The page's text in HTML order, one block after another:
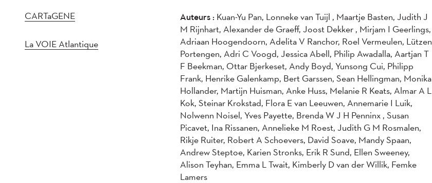
CARTaGENE
La VOIE Atlantique
Auteurs : Kuan-Yu Pan, Lonneke van Tuijl , Maartje Basten, Judith J
M Rijnhart, Alexander de Graeff, Joost Dekker , Mirjam I Geerlings,
Adriaan Hoogendoorn, Adelita V Ranchor, Roel Vermeulen, Lützen
Portengen, Adri C Voogd, Jessica Abell, Philip Awadalla, Aartjan T
F Beekman, Ottar Bjerkeset, Andy Boyd, Yunsong Cui, Philipp
Frank, Henrike Galenkamp, Bert Garssen, Sean Hellingman, Monika
Hollander, Martijn Huisman, Anke Huss, Melanie R Keats, Almar A L
Kok, Steinar Krokstad, Flora E van Leeuwen, Annemarie I Luik,
Nolwenn Noisel, Yves Payette, Brenda W J H Penninx , Susan
Picavet, Ina Rissanen, Annelieke M Roest, Judith G M Rosmalen,
Rikje Ruiter, Robert A Schoevers, David Soave, Mandy Spaan,
Andrew Steptoe, Karien Stronks, Erik R Sund, Ellen Sweeney,
Alison Teyhan, Emma L Twait, Kimberly D van der Willik, Femke
Lamers